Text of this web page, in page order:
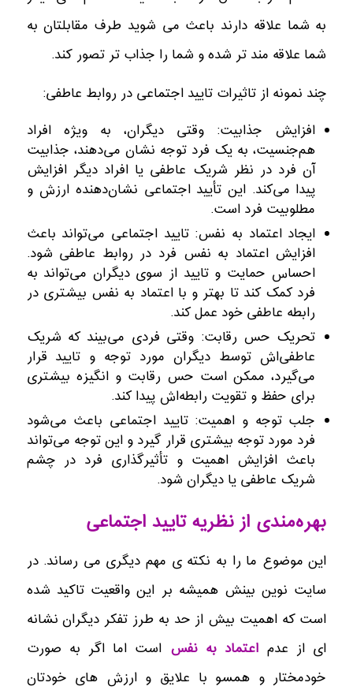
به شما علاقه دارند باعث می شوید طرف مقابلتان به
شما علاقه مند تر شده و شما را جذاب تر تصور کند.
چند نمونه از تاثیرات تایید اجتماعی در روابط عاطفی:
افزایش جذابیت: وقتی دیگران، به ویژه افراد
هم‌جنسیت، به یک فرد توجه نشان می‌دهند، جذابیت
آن فرد در نظر شریک عاطفی یا افراد دیگر افزایش
پیدا می‌کند. این تأیید اجتماعی نشان‌دهنده ارزش و
مطلوبیت فرد است.
ایجاد اعتماد به نفس: تایید اجتماعی می‌تواند باعث
افزایش اعتماد به نفس فرد در روابط عاطفی شود.
احساس حمایت و تایید از سوی دیگران می‌تواند به
فرد کمک کند تا بهتر و با اعتماد به نفس بیشتری در
رابطه عاطفی خود عمل کند.
تحریک حس رقابت: وقتی فردی می‌بیند که شریک
عاطفی‌اش توسط دیگران مورد توجه و تایید قرار
می‌گیرد، ممکن است حس رقابت و انگیزه بیشتری
برای حفظ و تقویت رابطه‌اش پیدا کند.
جلب توجه و اهمیت: تایید اجتماعی باعث می‌شود
فرد مورد توجه بیشتری قرار گیرد و این توجه می‌تواند
باعث افزایش اهمیت و تأثیرگذاری فرد در چشم
شریک عاطفی یا دیگران شود.
بهره‌مندی از نظریه تایید اجتماعی
این موضوع ما را به نکته ی مهم دیگری می رساند. در
سایت نوین بینش همیشه بر این واقعیت تاکید شده
است که اهمیت بیش از حد به طرز تفکر دیگران نشانه
ای از عدماعتماد به نفس است اما اگر به صورت
خودمختار و همسو با علایق و ارزش های خودتان